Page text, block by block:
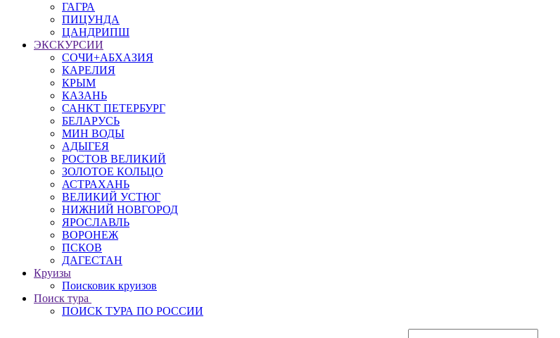
ГАГРА
ПИЦУНДА
ЦАНДРИПШ
ЭКСКУРСИИ
СОЧИ+АБХАЗИЯ
КАРЕЛИЯ
КРЫМ
КАЗАНЬ
САНКТ ПЕТЕРБУРГ
БЕЛАРУСЬ
МИН ВОДЫ
АДЫГЕЯ
РОСТОВ ВЕЛИКИЙ
ЗОЛОТОЕ КОЛЬЦО
АСТРАХАНЬ
ВЕЛИКИЙ УСТЮГ
НИЖНИЙ НОВГОРОД
ЯРОСЛАВЛЬ
ВОРОНЕЖ
ПСКОВ
ДАГЕСТАН
Круизы
Поисковик круизов
Поиск тура
ПОИСК ТУРА ПО РОССИИ